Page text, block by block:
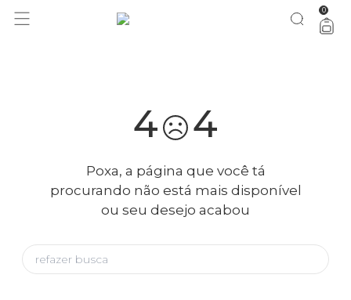
você merece 30% OFF pra comemorar com a gente aproveita! 0
4 4
Poxa, a página que você tá
procurando não está mais disponível
ou seu desejo acabou